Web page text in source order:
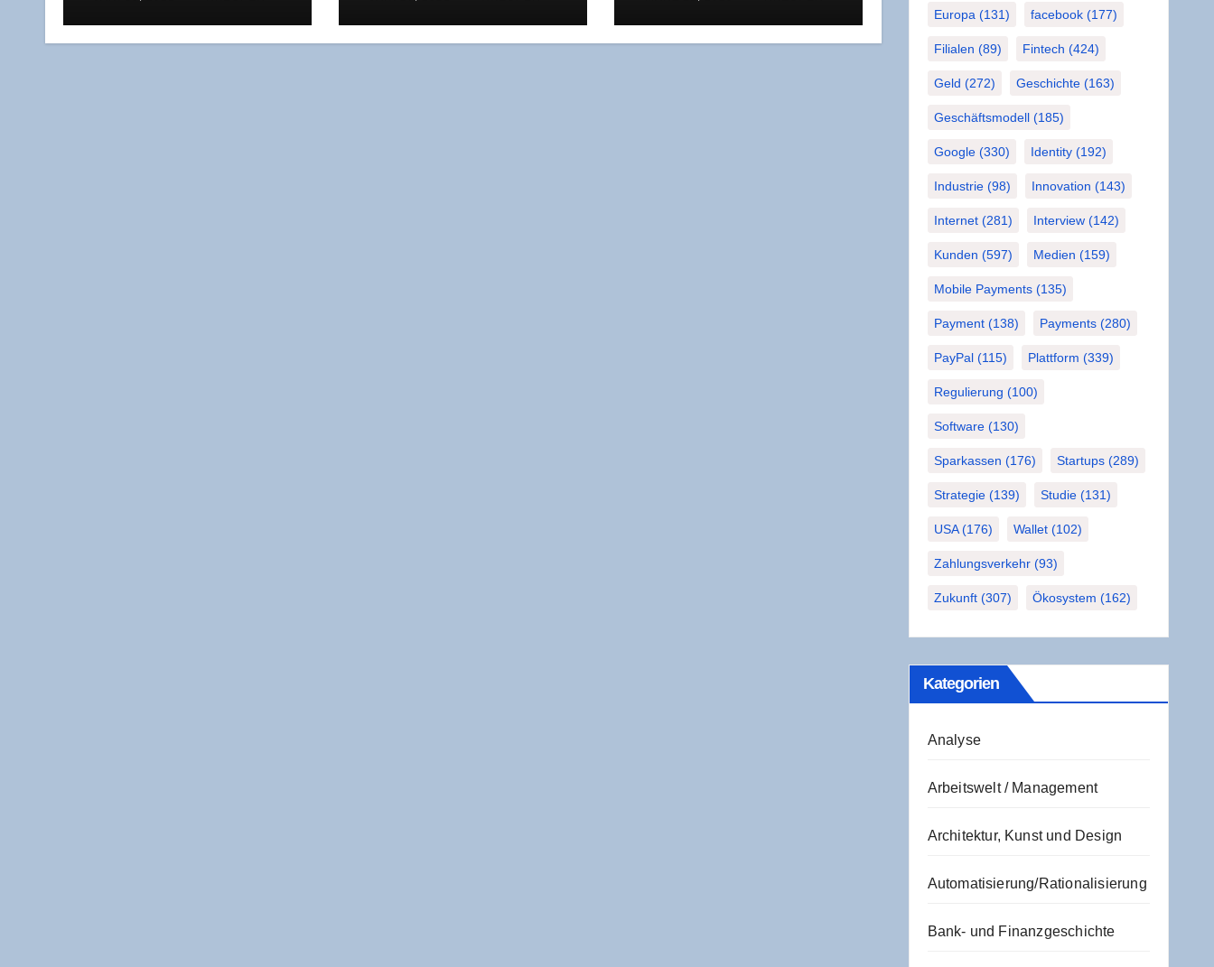
Spur der Täter | MDR
Version -
Europa (131) facebook(177)
Filialen (89) Fintech (424)
Geld (272) Geschichte(163)
Geschäftsmodell(185)
Google(330) Identity(192)
Industrie(98) Innovation (143)
Internet(281) Interview(142)
Kunden (597) Medien (159)
Mobile Payments(135)
Payment(138) Payments(280)
PayPal(115) Plattform (339)
Regulierung (100)
Software(130)
Sparkassen (176) Startups(289)
Strategie(139) Studie(131)
USA(176) Wallet(102)
Zahlungsverkehr(93)
Zukunft(307) Ökosystem (162)
Kate­go­rien
Analyse
Arbeitswelt / Management
Architektur, Kunst und Design
Automatisierung/Rationalisierung
Bank- und Finanzgeschichte